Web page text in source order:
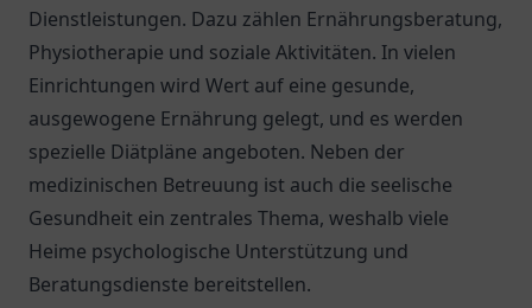
Dienstleistungen. Dazu zählen Ernährungsberatung,
Physiotherapie und soziale Aktivitäten. In vielen
Einrichtungen wird Wert auf eine gesunde,
ausgewogene Ernährung gelegt, und es werden
spezielle Diätpläne angeboten. Neben der
medizinischen Betreuung ist auch die seelische
Gesundheit ein zentrales Thema, weshalb viele
Heime psychologische Unterstützung und
Beratungsdienste bereitstellen.